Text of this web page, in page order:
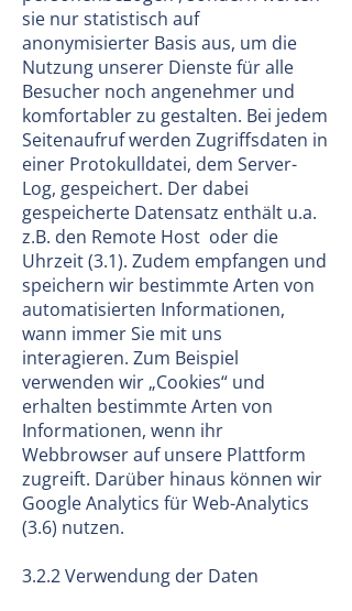
sie nur statistisch auf
anonymisierter Basis aus, um die
Nutzung unserer Dienste für alle
Besucher noch angenehmer und
komfortabler zu gestalten. Bei jedem
Seitenaufruf werden Zugriffsdaten in
einer Protokulldatei, dem Server-
Log, gespeichert. Der dabei
gespeicherte Datensatz enthält u.a.
z.B. den Remote Host oder die
Uhrzeit (3.1). Zudem empfangen und
speichern wir bestimmte Arten von
automatisierten Informationen,
wann immer Sie mit uns
interagieren. Zum Beispiel
verwenden wir „Cookies“ und
erhalten bestimmte Arten von
Informationen, wenn ihr
Webbrowser auf unsere Plattform
zugreift. Darüber hinaus können wir
Google Analytics für Web-Analytics
(3.6) nutzen.
3.2.2 Verwendung der Daten